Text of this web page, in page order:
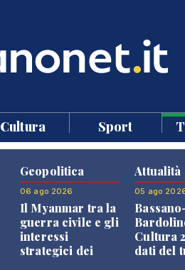
Cultura Sport
Geopolitica
06 ago 2026
Il Myanmar tra la
guerra civile e gli
interessi
strategici dei
Attualità
05 ago
Cultura
dati del